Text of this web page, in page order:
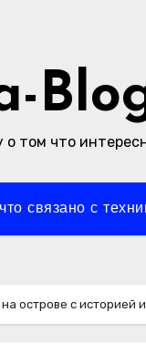
о том что
связано с
острове с историей